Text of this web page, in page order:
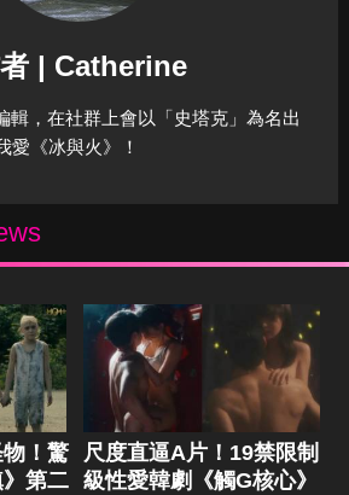
| Catherine
輯，在社群上會以「史塔克」為名出
愛《冰與火》！
！驚
第二
尺度直逼A片！19禁限制
級性愛韓劇《觸G核心》